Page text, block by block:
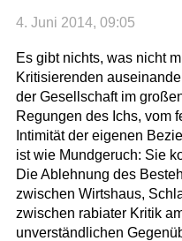
4. Juni 2014, 09:05
Es gibt nichts, was nicht
Kritisierenden
der Gesellschaft im
Regungen des Ichs, vom
Intimität der eigenen
ist wie Mundgeruch: Sie
Die Ablehnung des
zwischen Wirtshaus,
zwischen rabiater Kritik
unverständlichen